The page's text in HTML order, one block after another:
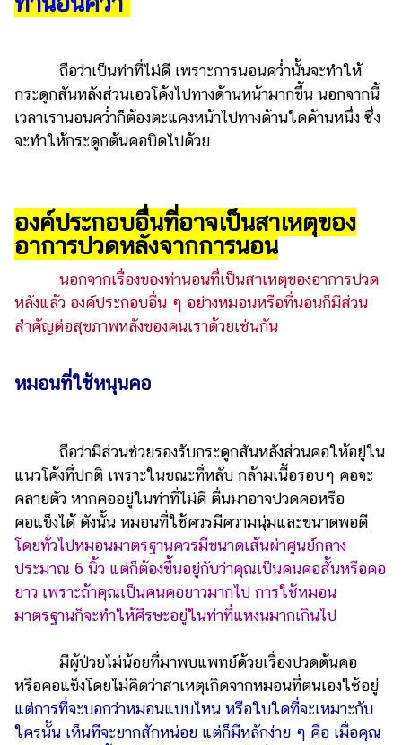
ราคา
ทอง
ราคา
วา
ไร
ตี้
แต่งงาน
แม่
Infographic
บริการ
แอปฯ
กระปุก
คอร์ส
ออนไลน์
ออนไลน์
ติดต่อ
ถือว่าเป็นท่าที่ไม่ดี เพราะการนอนคว่ำนั้นจะทำให้
กระดูกสันหลังส่วนเอวโค้งไปทางด้านหน้ามากขึ้น นอกจากนี้
เวลาเรานอนคว่ำก็ต้องตะแคงหน้าไปทางด้านใดด้านหนึ่ง ซึ่ง
จะทำให้กระดูกต้นคอบิดไปด้วย
องค์ประกอบอื่นที่อาจเป็นสาเหตุของ
อาการปวดหลังจากการนอน
นอกจากเรื่องของท่านอนที่เป็นสาเหตุของอาการปวด
หลังแล้ว องค์ประกอบอื่น ๆ อย่างหมอนหรือที่นอนก็มีส่วน
สำคัญต่อสุขภาพหลังของคนเราด้วยเช่นกัน
หมอนที่ใช้หนุนคอ
ถือว่ามีส่วนช่วยรองรับกระดูกสันหลังส่วนคอให้อยู่ใน
แนวโค้งที่ปกติ เพราะในขณะที่หลับ กล้ามเนื้อรอบๆ คอจะ
คลายตัว หากคออยู่ในท่าที่ไม่ดี ตื่นมาอาจปวดคอหรือ
คอแข็งได้ ดังนั้น หมอนที่ใช้ควรมีความนุ่มและขนาดพอดี
โดยทั่วไปหมอนมาตรฐานควรมีขนาดเส้นผ่าศูนย์กลาง
ประมาณ 6 นิ้ว แต่ก็ต้องขึ้นอยู่กับว่าคุณเป็นคนคอสั้นหรือคอ
ยาว เพราะถ้าคุณเป็นคนคอยาวมากไป การใช้หมอน
มาตรฐานก็จะทำให้ศีรษะอยู่ในท่าที่แหงนมากเกินไป
มีผู้ป่วยไม่น้อยที่มาพบแพทย์ด้วยเรื่องปวดต้นคอ
หรือคอแข็งโดยไม่คิดว่าสาเหตุเกิดจากหมอนที่ตนเองใช้อยู่
แต่การที่จะบอกว่าหมอนแบบไหน หรือใบใดที่จะเหมาะกับ
ใครนั้น เห็นทีจะยากสักหน่อย แต่ก็มีหลักง่าย ๆ คือ เมื่อคุณ